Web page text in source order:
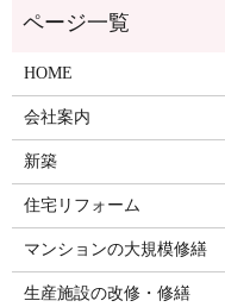
HOME
会社案内
新築
住宅リフォーム
マンションの大規模修繕
生産施設の改修・修繕